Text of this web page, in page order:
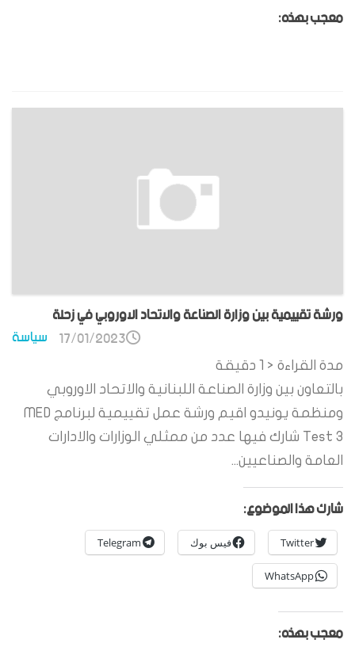
معجب بهذه:
ورشة تقييمية بين وزارة الصناعة والاتحاد الاوروبي في زحلة
سياسة 17/01/2023
مدة القراءة < 1
دقيقة
بالتعاون بين وزارة الصناعة اللبنانية والاتحاد الاوروبي
ومنظمة يونيدو اقيم ورشة عمل تقييمية لبرنامج MED
Test 3 شارك فيها عدد من ممثلي الوزارات والادارات
العامة والصناعيين...
شارك هذا الموضوع:
Twitter فيس بوك Telegram
WhatsApp
معجب بهذه: